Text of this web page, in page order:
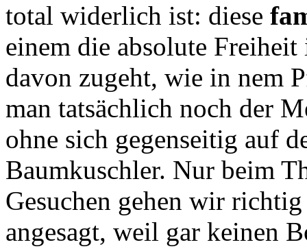
total widerlich ist: diese
einem die absolute
davon zugeht, wie in nem
man tatsächlich noch der
ohne sich gegenseitig auf
Baumkuschler. Nur beim
Gesuchen gehen wir
angesagt, weil gar keinen